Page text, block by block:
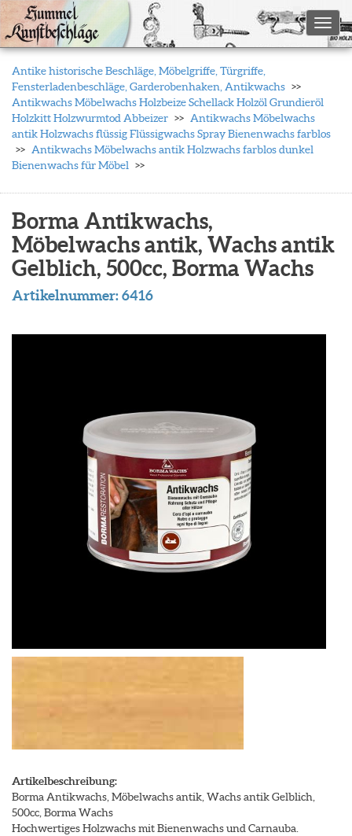
Antike historische Beschläge, Möbelgriffe, Türgriffe,
Fensterladenbeschläge, Garderobenhaken, Antikwachs
Antikwachs Möbelwachs Holzbeize Schellack Holzöl Grundieröl
Holzkitt Holzwurmtod Abbeizer
Antikwachs Möbelwachs
antik Holzwachs flüssig Flüssigwachs Spray Bienenwachs farblos
Antikwachs Möbelwachs antik Holzwachs farblos dunkel
Bienenwachs für Möbel
Borma Antikwachs,
Möbelwachs antik, Wachs antik
Gelblich, 500cc, Borma Wachs
Artikelnummer:6416
Artikelbeschreibung:
Borma Antikwachs, Möbelwachs antik, Wachs antik Gelblich,
500cc, Borma Wachs
Hochwertiges Holzwachs mit Bienenwachs und Carnauba.